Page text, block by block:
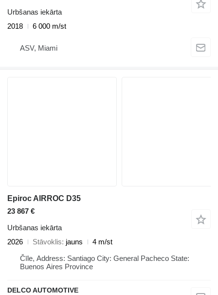
Urbšanas iekārta
2018
6 000 m/st
ASV, Miami
Epiroc AIRROC D35
23 867 €
Urbšanas iekārta
2026
Stāvoklis jauns
4 m/st
Čīle, Address: Santiago City: General Pacheco State:
Buenos Aires Province
DELCO AUTOMOTIVE